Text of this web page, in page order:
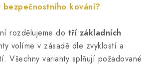
bezpečnostního kování?
rozdělujeme do tří základních
volíme v zásadě dle zvyklostí a
Všechny varianty splňují požadované